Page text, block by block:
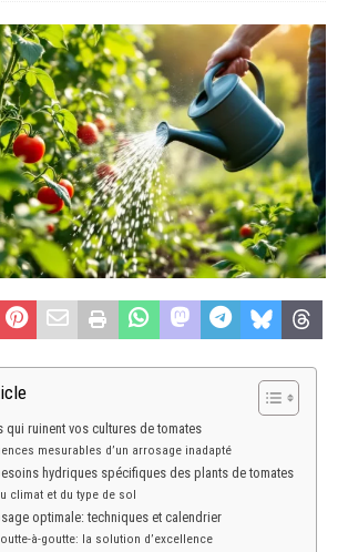
qui ruinent vos cultures de tomates
mesurables d’un arrosage inadapté
hydriques spécifiques des plants de tomates
climat et du type de sol
optimale: techniques et calendrier
à-goutte: la solution d’excellence